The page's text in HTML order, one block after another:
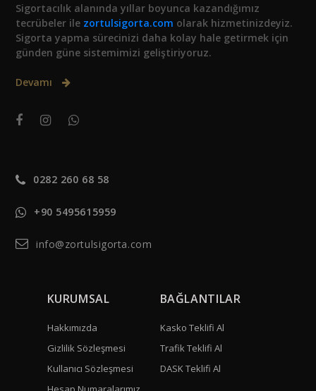
Sigortacılık alanında yıllar boyunca kazandığımız
tecrübeler ile zortulsigorta.com olarak hizmetinizdeyiz.
Sigorta yapma sürecinizi daha kolay hale getirmek için
günden güne sistemimizi geliştiriyoruz.
Devamı
0282 260 68 58
+90 5495615959
info@zortulsigorta.com
KURUMSAL
Hakkımızda
Gizlilik Sözleşmesi
Kullanıcı Sözleşmesi
BAĞLANTILAR
Kasko Teklifi Al
Trafik Teklifi Al
DASK Teklifi Al